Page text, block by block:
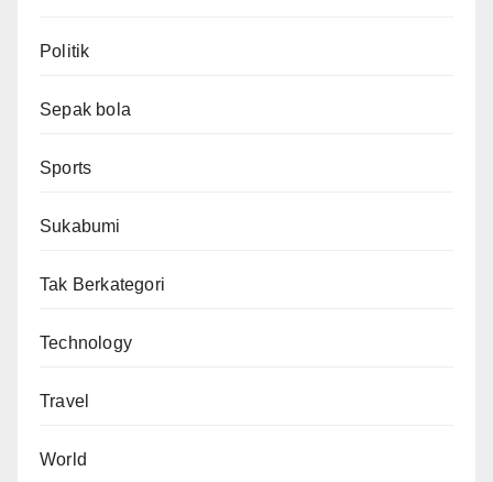
Politik
Sepak bola
Sports
Sukabumi
Tak Berkategori
Technology
Travel
World